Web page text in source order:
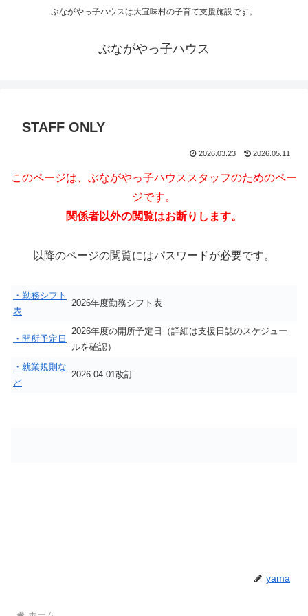
ぶながやっ子ハウスは大宜味村の子育て支援施設です。
ぶながやっ子ハウス
STAFF ONLY
2026.03.23 2026.05.11
このページは、ぶながやっ子ハウススタッフのためのペー
ジです。
関係者以外の閲覧はお断りします。
以降のページの閲覧にはパスワードが必要です。
・勤務シフト
表
2026年度勤務シフト表
・開所予定日
2026年度の開所予定日（詳細は支援日誌のスケジュー
ルを確認）
・就業規則な
ど
2026.04.01改訂
yama